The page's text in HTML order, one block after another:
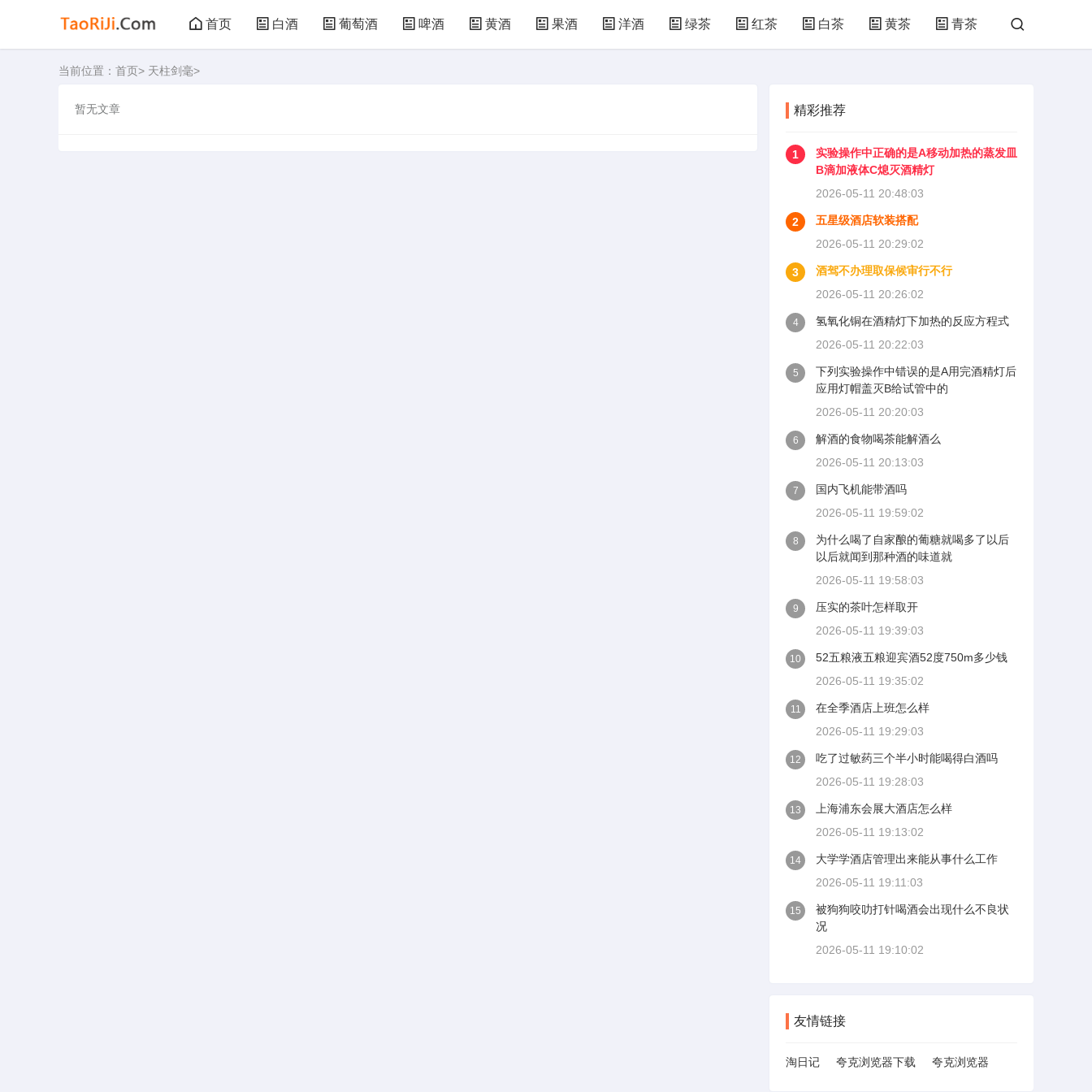
首页 白酒 葡萄酒 啤酒 黄酒 果酒 洋酒 绿茶 红茶 白茶 黄茶 青茶
当前位置： 首页> 天柱剑毫>
暂无文章 精彩推荐
1
实验操作中正确的是A移动加热的蒸发皿
B滴加液体C熄灭酒精灯
2026-05-11 20:48:03
2
五星级酒店软装搭配
2026-05-11 20:29:02
3
酒驾不办理取保候审行不行
2026-05-11 20:26:02
4
氢氧化铜在酒精灯下加热的反应方程式
2026-05-11 20:22:03
5
下列实验操作中错误的是A用完酒精灯后
应用灯帽盖灭B给试管中的
2026-05-11 20:20:03
6
解酒的食物喝茶能解酒么
2026-05-11 20:13:03
7
国内飞机能带酒吗
2026-05-11 19:59:02
8
为什么喝了自家酿的葡糖就喝多了以后
以后就闻到那种酒的味道就
2026-05-11 19:58:03
9
压实的茶叶怎样取开
2026-05-11 19:39:03
10
52五粮液五粮迎宾酒52度750m多少钱
2026-05-11 19:35:02
11
在全季酒店上班怎么样
2026-05-11 19:29:03
12
吃了过敏药三个半小时能喝得白酒吗
2026-05-11 19:28:03
13
上海浦东会展大酒店怎么样
2026-05-11 19:13:02
14
大学学酒店管理出来能从事什么工作
2026-05-11 19:11:03
15
被狗狗咬叻打针喝酒会出现什么不良状
况
2026-05-11 19:10:02
友情链接
淘日记 夸克浏览器下载 夸克浏览器